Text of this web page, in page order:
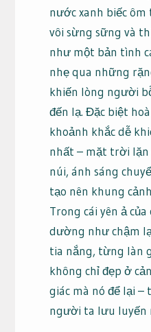
nước xanh biếc
vôi sừng sững và
như một bản tình
nhẹ qua những
khiến lòng người
đến lạ. Đặc biệt
khoảnh khắc dễ
nhất – mặt trời lặn
núi, ánh sáng
tạo nên khung
Trong cái yên ả
dường như chậm
tia nắng, từng làn
không chỉ đẹp ở
giác mà nó để lại –
người ta lưu luyến